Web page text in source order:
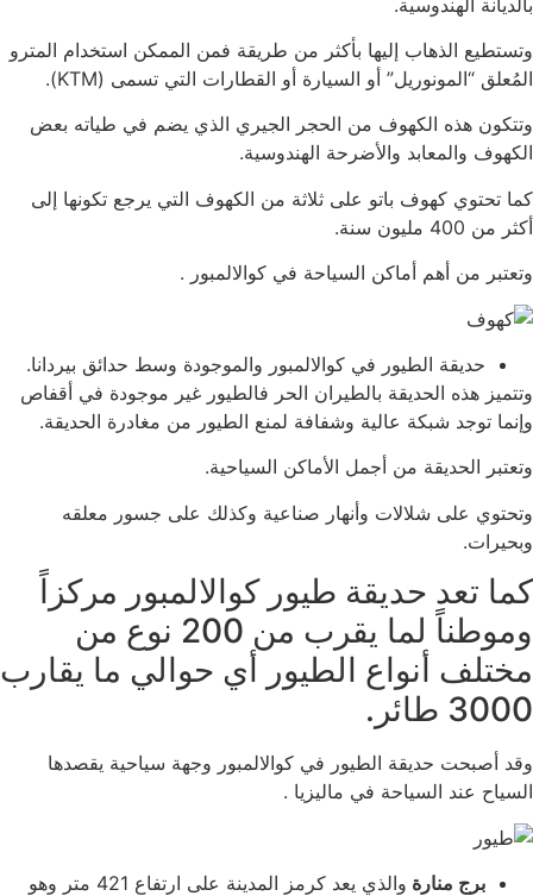
وتستطيع الذهاب إليها بأكثر من طريقة فمن الممكن استخدام المترو
المُعلق “المونوريل” أو السيارة أو القطارات التي تسمى (KTM).
وتتكون هذه الكهوف من الحجر الجيري الذي يضم في طياته بعض
الكهوف والمعابد والأضرحة الهندوسية.
كما تحتوي كهوف باتو على ثلاثة من الكهوف التي يرجع تكونها إلى
أكثر من 400 مليون سنة.
وتعتبر من أهم أماكن السياحة في كوالالمبور .
حديقة الطيور في كوالالمبور والموجودة وسط حدائق بيردانا.
وتتميز هذه الحديقة بالطيران الحر فالطيور غير موجودة في أقفاص
وإنما توجد شبكة عالية وشفافة لمنع الطيور من مغادرة الحديقة.
وتعتبر الحديقة من أجمل الأماكن السياحية.
وتحتوي على شلالات وأنهار صناعية وكذلك على جسور معلقه
وبحيرات.
كما تعد حديقة طيور كوالالمبور مركزاً
وموطناً لما يقرب من 200 نوع من
مختلف أنواع الطيور أي حوالي ما يقارب
3000 طائر.
وقد أصبحت حديقة الطيور في كوالالمبور وجهة سياحية يقصدها
السياح عند السياحة في ماليزيا .
برج منارة
والذي يعد كرمز المدينة على ارتفاع 421 متر وهو